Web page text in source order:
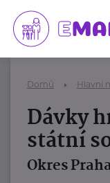
Domů Hlavní
Dávky
státní
Okres